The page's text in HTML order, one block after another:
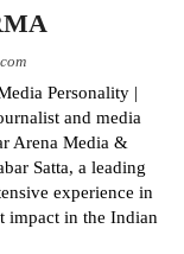
Personality |
and media
Arena Media &
Satta, a leading
experience in
impact in the Indian